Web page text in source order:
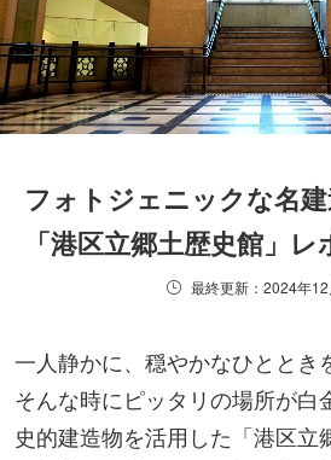
フォトジェニックな名
「港区立郷土歴史館」レ
最終更新：2024年12
一人静かに、穏やかなひととき
そんな時にピッタリの場所が白
史的建造物を活用した「港区立